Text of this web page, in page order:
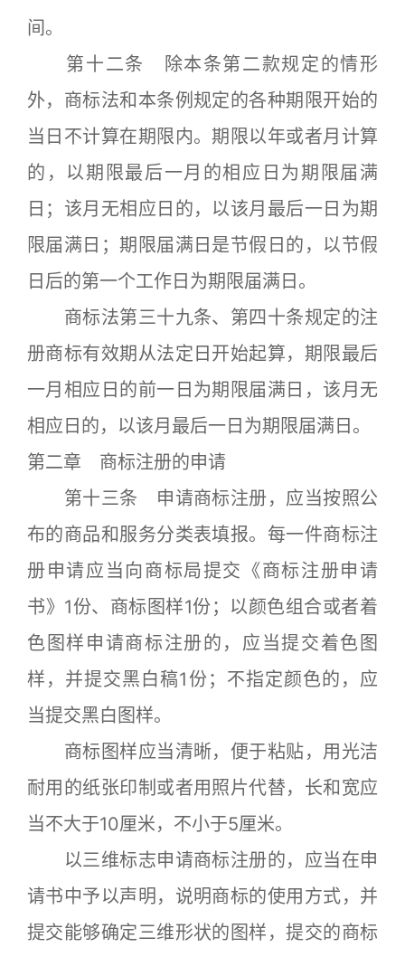
间。
第十二条 除本条第二款规定的情形
外，商标法和本条例规定的各种期限开始的
当日不计算在期限内。期限以年或者月计算
的，以期限最后一月的相应日为期限届满
日；该月无相应日的，以该月最后一日为期
限届满日；期限届满日是节假日的，以节假
日后的第一个工作日为期限届满日。
商标法第三十九条、第四十条规定的注
册商标有效期从法定日开始起算，期限最后
一月相应日的前一日为期限届满日，该月无
相应日的，以该月最后一日为期限届满日。
第二章 商标注册的申请
第十三条 申请商标注册，应当按照公
布的商品和服务分类表填报。每一件商标注
册申请应当向商标局提交《商标注册申请
书》1份、商标图样1份；以颜色组合或者着
色图样申请商标注册的，应当提交着色图
样，并提交黑白稿1份；不指定颜色的，应
当提交黑白图样。
商标图样应当清晰，便于粘贴，用光洁
耐用的纸张印制或者用照片代替，长和宽应
当不大于10厘米，不小于5厘米。
以三维标志申请商标注册的，应当在申
请书中予以声明，说明商标的使用方式，并
提交能够确定三维形状的图样，提交的商标